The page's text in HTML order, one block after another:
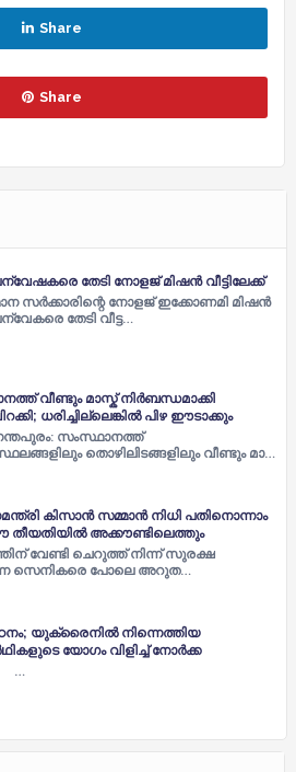
Share
Share
തേടി നോളജ് മിഷൻ വീട്ടിലേക്ക്
സർക്കാരിന്റെ നോളജ് ഇക്കോണമി മിഷൻ
തേടി വീട്ട…
വീണ്ടും മാസ്ക് നിർബന്ധമാക്കി
ധരിച്ചില്ലെങ്കിൽ പിഴ ഈടാക്കും
സംസ്ഥാനത്ത്
തൊഴിലിടങ്ങളിലും വീണ്ടും മാ…
കിസാന്‍ സമ്മാന്‍ നിധി പതിനൊന്നാം
അക്കൗണ്ടിലെത്തും
വേണ്ടി ചെറുത്ത് നിന്ന് സുരക്ഷ
സെനികരെ പോലെ അറുത…
യുക്രൈനില്‍ നിന്നെത്തിയ
യോഗം വിളിച്ച് നോര്‍ക്ക